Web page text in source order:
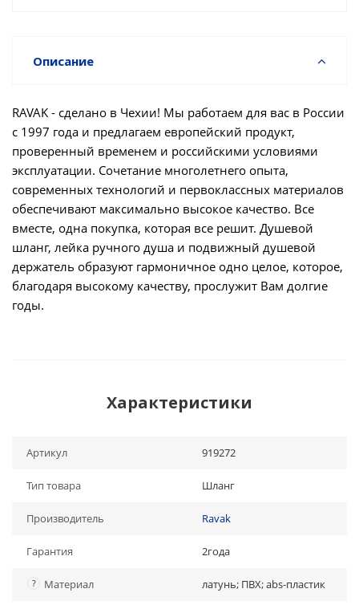
Описание
RAVAK - сделано в Чехии! Мы работаем для вас в России
с 1997 года и предлагаем европейский продукт,
проверенный временем и российскими условиями
эксплуатации. Сочетание многолетнего опыта,
современных технологий и первоклассных материалов
обеспечивают максимально высокое качество. Все
вместе, одна покупка, которая все решит. Душевой
шланг, лейка ручного душа и подвижный душевой
держатель образуют гармоничное одно целое, которое,
благодаря высокому качеству, прослужит Вам долгие
годы.
Характеристики
Артикул 919272
Тип товара Шланг
Производитель Ravak
Гарантия 2года
? Материал латунь; ПВХ; abs-пластик